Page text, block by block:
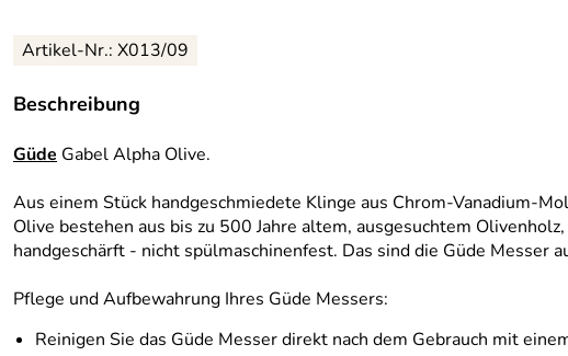
Artikel-Nr.: X013/09
Beschreibung
Güde Gabel Alpha Olive.
Aus einem Stück handgeschmiedete Klinge aus Chrom-Vanadium-
Olive bestehen aus bis zu 500 Jahre altem, ausgesuchtem
handgeschärft - nicht spülmaschinenfest. Das sind die Güde Messer
Pflege und Aufbewahrung Ihres Güde Messers:
Reinigen Sie das Güde Messer direkt nach dem Gebrauch mit